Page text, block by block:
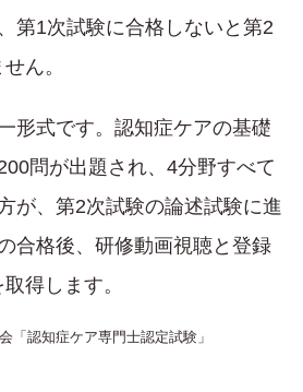
第1次試験に合格しないと第2
ん。
形式です。認知症ケアの基礎
問が出題され、4分野すべて
が、第2次試験の論述試験に進
合格後、研修動画視聴と登録
得します。
「認知症ケア専門士認定試験」